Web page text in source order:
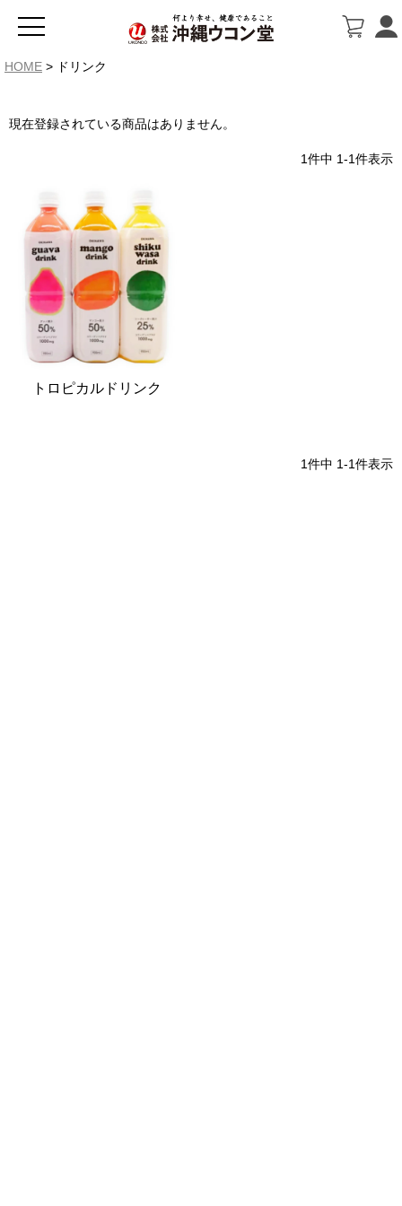
HOME ドリンク
現在登録されている商品はありません。
1件中 1-1件表示
トロピカルドリンク
1件中 1-1件表示